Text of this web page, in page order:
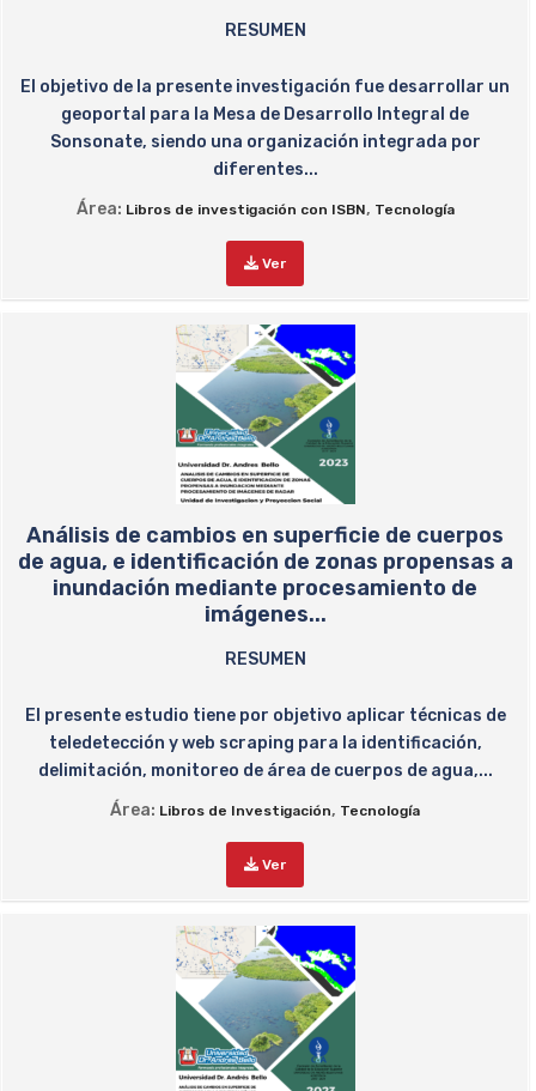
RESUMEN
El objetivo de la presente investigación fue desarrollar un
geoportal para la Mesa de Desarrollo Integral de
Sonsonate, siendo una organización integrada por
diferentes...
Área: Libros de investigación con ISBN, Tecnología
Ver
Análisis de cambios en superficie de cuerpos
de agua, e identificación de zonas propensas a
inundación mediante procesamiento de
imágenes...
RESUMEN
El presente estudio tiene por objetivo aplicar técnicas de
teledetección y web scraping para la identificación,
delimitación, monitoreo de área de cuerpos de agua,...
Área: Libros de Investigación, Tecnología
Ver